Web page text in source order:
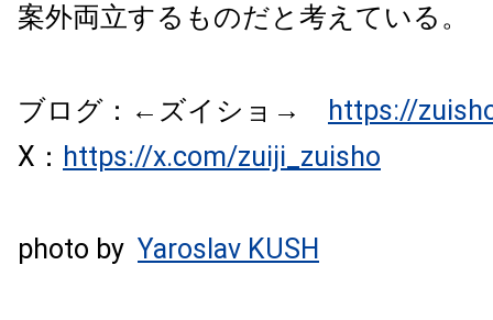
案外両立するものだと考えている。
ブログ：←ズイショ→ https://
X： https://x.com/zuiji_zuisho
photo by Yaroslav KUSH